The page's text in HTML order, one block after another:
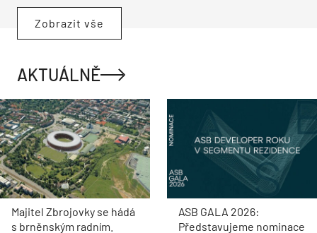
Zobrazit vše
AKTUÁLNĚ
Majitel Zbrojovky se hádá
s brněnským radním.
ASB GALA 2026:
Představujeme nominace